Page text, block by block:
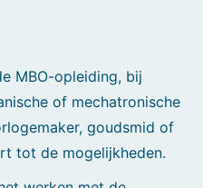
MBO-opleiding, bij
of mechatronische
goudsmid of
tot de mogelijkheden.